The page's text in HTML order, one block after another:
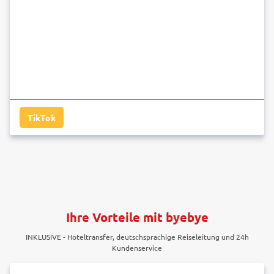
TikTok
Ihre Vorteile mit byebye
INKLUSIVE - Hoteltransfer, deutschsprachige Reiseleitung und 24h
Kundenservice